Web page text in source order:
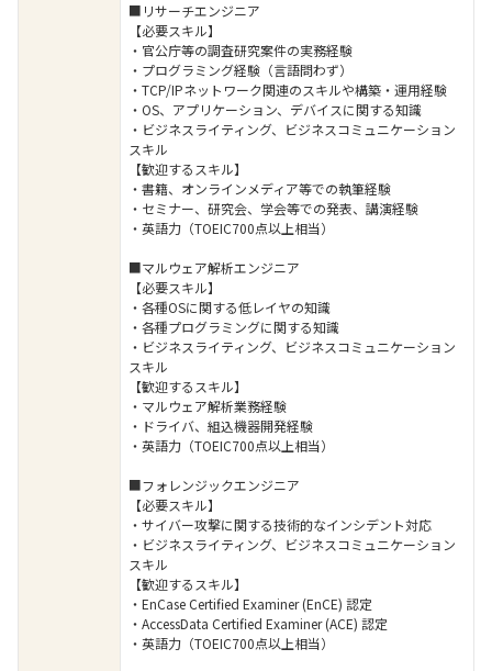
■リサーチエンジニア
【必要スキル】
・官公庁等の調査研究案件の実務経験
・プログラミング経験（言語問わず）
・TCP/IPネットワーク関連のスキルや構築・運用経験
・OS、アプリケーション、デバイスに関する知識
・ビジネスライティング、ビジネスコミュニケーション
スキル
【歓迎するスキル】
・書籍、オンラインメディア等での執筆経験
・セミナー、研究会、学会等での発表、講演経験
・英語力（TOEIC700点以上相当）
■マルウェア解析エンジニア
【必要スキル】
・各種OSに関する低レイヤの知識
・各種プログラミングに関する知識
・ビジネスライティング、ビジネスコミュニケーション
スキル
【歓迎するスキル】
・マルウェア解析業務経験
・ドライバ、組込機器開発経験
・英語力（TOEIC700点以上相当）
■フォレンジックエンジニア
【必要スキル】
・サイバー攻撃に関する技術的なインシデント対応
・ビジネスライティング、ビジネスコミュニケーション
スキル
【歓迎するスキル】
・EnCase Certified Examiner (EnCE) 認定
・AccessData Certified Examiner (ACE) 認定
・英語力（TOEIC700点以上相当）